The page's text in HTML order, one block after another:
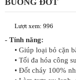
Lượt xem: 996
- Tính năng:
• Giúp loại bỏ cặn
• Tối đa hóa công
• Đốt cháy 100%